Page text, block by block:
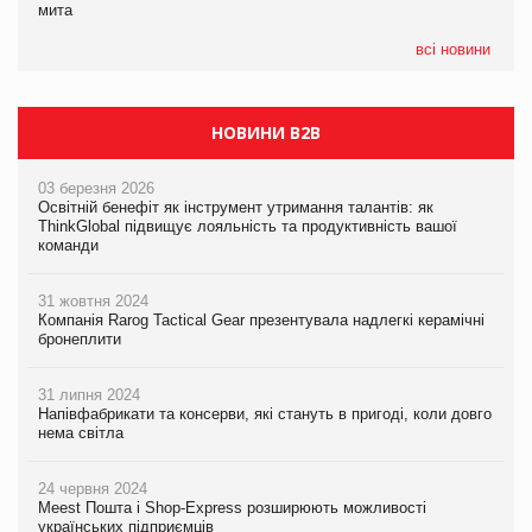
мита
всі новини
Сергій Лісунов про заморожені хлібобулочні вироби на
інтелекту
НОВИНИ B2B
03 березня 2026
Освітній бенефіт як інструмент утримання талантів: як
ThinkGlobal підвищує лояльність та продуктивність вашої
команди
31 жовтня 2024
Компанія Rarog Tactical Gear презентувала надлегкі керамічні
бронеплити
31 липня 2024
Напівфабрикати та консерви, які стануть в пригоді, коли довго
нема світла
24 червня 2024
Meest Пошта і Shop-Express розширюють можливості
українських підприємців